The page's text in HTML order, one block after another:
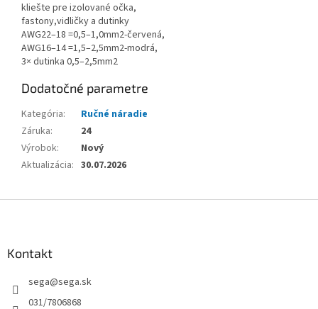
kliešte pre izolované očka,
fastony,vidličky a dutinky
AWG22–18 =0,5–1,0mm2-červená,
AWG16–14 =1,5–2,5mm2-modrá,
3× dutinka 0,5–2,5mm2
Dodatočné parametre
Kategória:
Ručné náradie
Záruka:
24
Výrobok:
Nový
Aktualizácia: 30.07.2026
Kontakt
sega@sega.sk
031/7806868